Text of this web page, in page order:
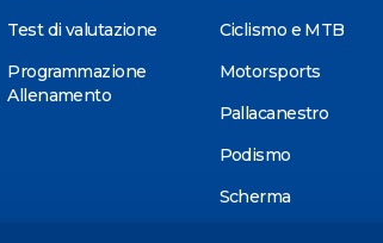
Test di valutazione
Programmazione
Allenamento
Ciclismo e MTB
Motorsports
Pallacanestro
Podismo
Scherma